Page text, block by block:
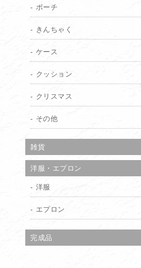
ポーチ
きんちゃく
ケース
クッション
クリスマス
その他
雑貨
洋服・エプロン
洋服
エプロン
完成品